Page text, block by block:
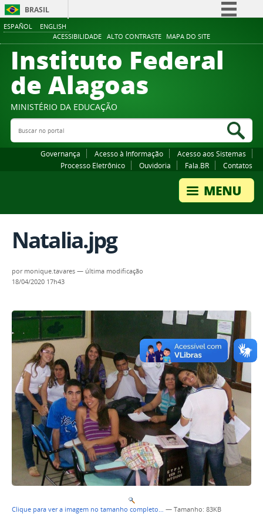
ESPAÑOL ENGLISH
ACESSIBILIDADE ALTO CONTRASTE MAPA DO SITE
BRASIL
Comunica BR
Participe
Canais
Instituto Federal
de Alagoas
MINISTÉRIO DA EDUCAÇÃO
Buscar no portal
Governança Acesso à Informação
Acesso aos Sistemas
Processo Eletrônico
Ouvidoria Fala.BR Contatos
Natalia.jpg
por monique.tavares — última modificação
18/04/2020 17h43
Clique para ver a imagem no tamanho completo… — Tamanho: 83KB